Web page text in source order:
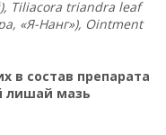
Tiliacora triandra leaf
«Я-Нанг»), Ointment
в состав препарата
лишай мазь